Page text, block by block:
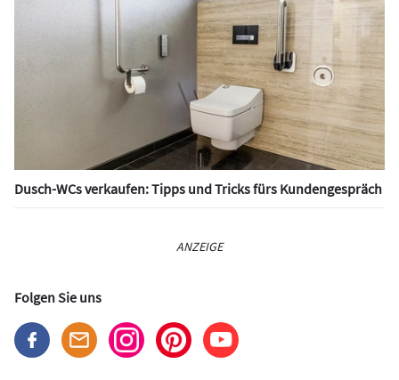
Dusch-WCs verkaufen: Tipps und Tricks fürs Kundengespräch
ANZEIGE
Folgen Sie uns